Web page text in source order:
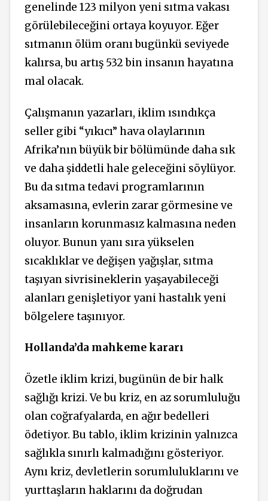
genelinde 123 milyon yeni sıtma vakası
görülebileceğini ortaya koyuyor. Eğer
sıtmanın ölüm oranı bugünkü seviyede
kalırsa, bu artış 532 bin insanın hayatına
mal olacak.
Çalışmanın yazarları, iklim ısındıkça
seller gibi “yıkıcı” hava olaylarının
Afrika’nın büyük bir bölümünde daha sık
ve daha şiddetli hale geleceğini söylüyor.
Bu da sıtma tedavi programlarının
aksamasına, evlerin zarar görmesine ve
insanların korunmasız kalmasına neden
oluyor. Bunun yanı sıra yükselen
sıcaklıklar ve değişen yağışlar, sıtma
taşıyan sivrisineklerin yaşayabileceği
alanları genişletiyor yani hastalık yeni
bölgelere taşınıyor.
Hollanda’da mahkeme kararı
Özetle iklim krizi, bugünün de bir halk
sağlığı krizi. Ve bu kriz, en az sorumluluğu
olan coğrafyalarda, en ağır bedelleri
ödetiyor. Bu tablo, iklim krizinin yalnızca
sağlıkla sınırlı kalmadığını gösteriyor.
Aynı kriz, devletlerin sorumluluklarını ve
yurttaşların haklarını da doğrudan